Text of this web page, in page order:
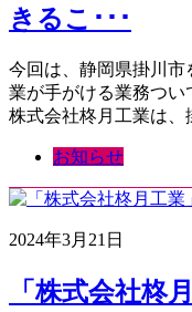
きるこ･･･
今回は、静岡県掛川
業が手がける業務つい
株式会社柊月工業は
お知らせ
2024年3月21日
「株式会社柊